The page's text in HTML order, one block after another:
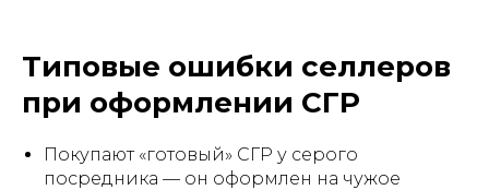
Типовые ошибки селлеров
при оформлении СГР
Покупают «готовый» СГР у серого
посредника — он оформлен на чужое